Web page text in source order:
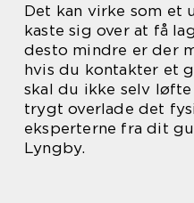
Det kan virke som et
kaste sig over at få
desto mindre er der
hvis du kontakter et
skal du ikke selv
trygt overlade det
eksperterne fra dit
Lyngby.